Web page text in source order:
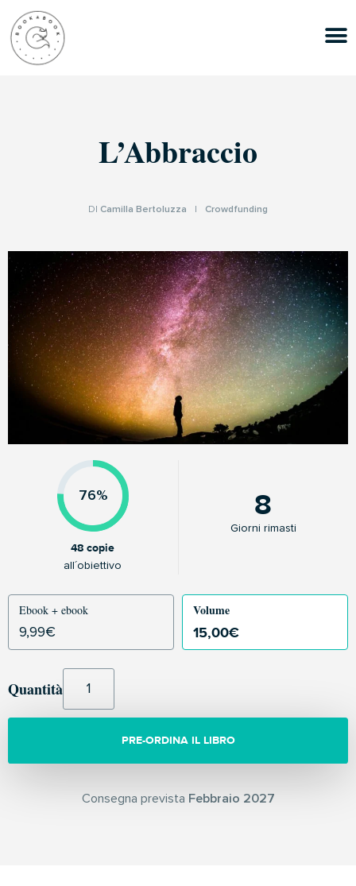
L’Abbraccio
DI Camilla Bertoluzza Crowdfunding
76%
48 copie
all´obiettivo
8
Giorni rimasti
Ebook + ebook
9,99€
Volume
15,00€
Quantità
PRE-ORDINA IL LIBRO
Consegna prevista Febbraio 2027